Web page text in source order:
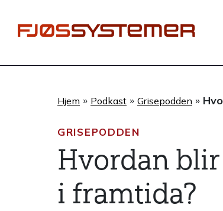
rett
Hjem » Podkast » Grisepodden »
GRISEPODDEN
Hvordan
i framtida?